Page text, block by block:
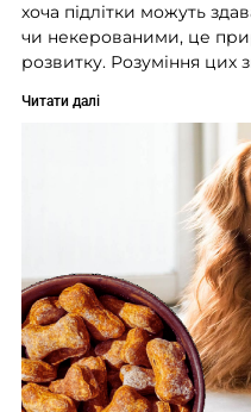
хоча підлітки можуть
чи некерованими, це
розвитку. Розуміння цих
Читати далі